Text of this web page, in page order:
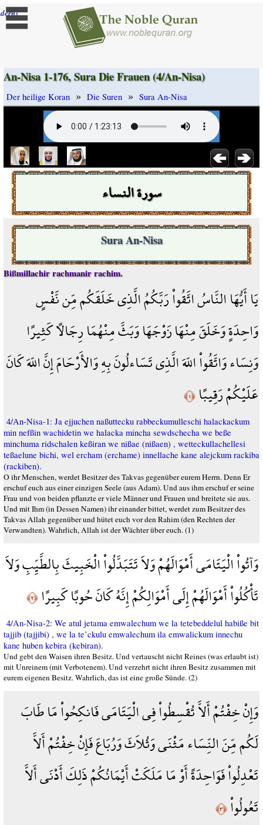
]
An-Nisa 1-176, Sura Die Frauen (4/An-Nisa)
Der heilige Koran » Die Suren » Sura An-Nisa
سورة النساء
Sura An-Nisa
Bißmillachir rachmanir rachim.
يَا أَيُّهَا النَّاسُ اتَّقُواْ رَبَّكُمُ الَّذِي خَلَقَكُم مِّن نَّفْسٍ
وَاحِدَةٍ وَخَلَقَ مِنْهَا زَوْجَهَا وَبَثَّ مِنْهُمَا رِجَالاً كَثِيرًا
وَنِسَاء وَاتَّقُواْ اللّهَ الَّذِي تَسَاءلُونَ بِهِ وَالأَرْحَامَ إِنَّ اللّهَ كَانَ
عَلَيْكُمْ رَقِيبًا﴿١﴾
4/An-Nisa-1: Ja ejjuchen naßuttecku rabbeckumulleschi halackackum
min nefßin wachidetin we halacka mincha sewdschecha we beße
minchuma ridschalen keßiran we nißae (nißaen) , wetteckullachellesi
teßaelune bichi, wel ercham (erchame) innellache kane alejckum rackiba
(rackiben).
O ihr Menschen, werdet Besitzer des Takvas gegenüber eurem Herrn. Denn Er
erschuf euch aus einer einzigen Seele (aus Adam). Und aus ihm erschuf er seine
Frau und von beiden pflanzte er viele Männer und Frauen und breitete sie aus.
Und mit Ihm (in Dessen Namen) ihr einander bittet, werdet zum Besitzer des
Takvas Allah gegenüber und hütet euch vor den Rahim (den Rechten der
Verwandten). Wahrlich, Allah ist der Wächter über euch. (1)
وَآتُواْ الْيَتَامَى أَمْوَالَهُمْ وَلاَ تَتَبَدَّلُواْ الْخَبِيثَ بِالطَّيِّبِ وَلاَ
تَأْكُلُواْ أَمْوَالَهُمْ إِلَى أَمْوَالِكُمْ إِنَّهُ كَانَ حُوبًا كَبِيرًا﴿٢﴾
4/An-Nisa-2: We atul jetama emwalechum we la tetebeddelul habiße bit
tajjib (tajjibi) , we la te’ckulu emwalechum ila emwalickum innechu
kane huben kebira (kebiran).
Und gebt den Waisen ihren Besitz. Und vertauscht nicht Reines (was erlaubt ist)
mit Unreinem (mit Verbotenem). Und verzehrt nicht ihren Besitz zusammen mit
eurem eigenen Besitz. Wahrlich, das ist eine große Sünde. (2)
وَإِنْ خِفْتُمْ أَلاَّ تُقْسِطُواْ فِي الْيَتَامَى فَانكِحُواْ مَا طَابَ
لَكُم مِّنَ النِّسَاء مَثْنَى وَثُلاَثَ وَرُبَاعَ فَإِنْ خِفْتُمْ أَلاَّ
تَعْدِلُواْ فَوَاحِدَةً أَوْ مَا مَلَكَتْ أَيْمَانُكُمْ ذَلِكَ أَدْنَى أَلاَّ
تَعُولُواْ﴿٣﴾